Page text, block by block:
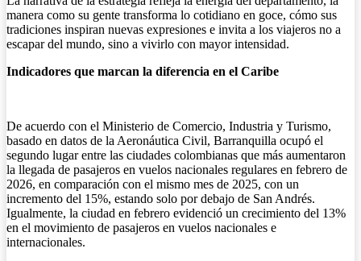
manera como su gente transforma lo cotidiano en goce, cómo sus
tradiciones inspiran nuevas expresiones e invita a los viajeros no a
escapar del mundo, sino a vivirlo con mayor intensidad.
Indicadores que marcan la diferencia en el Caribe
De acuerdo con el Ministerio de Comercio, Industria y Turismo,
basado en datos de la Aeronáutica Civil, Barranquilla ocupó el
segundo lugar entre las ciudades colombianas que más aumentaron
la llegada de pasajeros en vuelos nacionales regulares en febrero de
2026, en comparación con el mismo mes de 2025, con un
incremento del 15%, estando solo por debajo de San Andrés.
Igualmente, la ciudad en febrero evidenció un crecimiento del 13%
en el movimiento de pasajeros en vuelos nacionales e
internacionales.